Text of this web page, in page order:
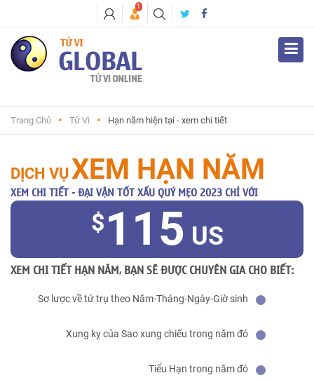
1
Trang Chủ Tử Vi Hạn năm hiện tại - xem chi tiết
DỊCH VỤXEM HẠN NĂM
XEM CHI TIẾT - ĐẠI VẬN TỐT XẤU QUÝ MẸO 2023 CHỈ VỚI
$115 US
XEM CHI TIẾT HẠN NĂM, BẠN SẼ ĐƯỢC CHUYÊN GIA CHO BIẾT:
Sơ lược về tứ trụ theo Năm-Tháng-Ngày-Giờ sinh
Xung kỵ của Sao xung chiếu trong năm đó
Tiểu Hạn trong năm đó